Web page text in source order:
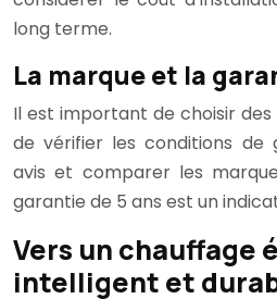
long terme.
La marque et la
Il est important de choisir
de vérifier les conditions de
avis et comparer les
garantie de 5 ans est un
Vers un chauffage
intelligent et